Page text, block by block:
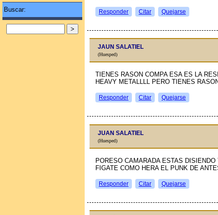
Buscar:
Responder Citar Quejarse
JAUN SALATIEL
(Huesped)
TIENES RASON COMPA ESA ES LA
HEAVY METALLLL PERO TIENES
Responder Citar Quejarse
JUAN SALATIEL
(Huesped)
PORESO CAMARADA ESTAS
FIGATE COMO HERA EL PUNK DE
Responder Citar Quejarse